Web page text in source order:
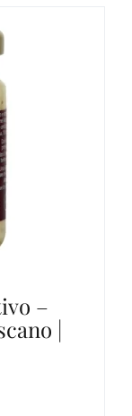
–
|